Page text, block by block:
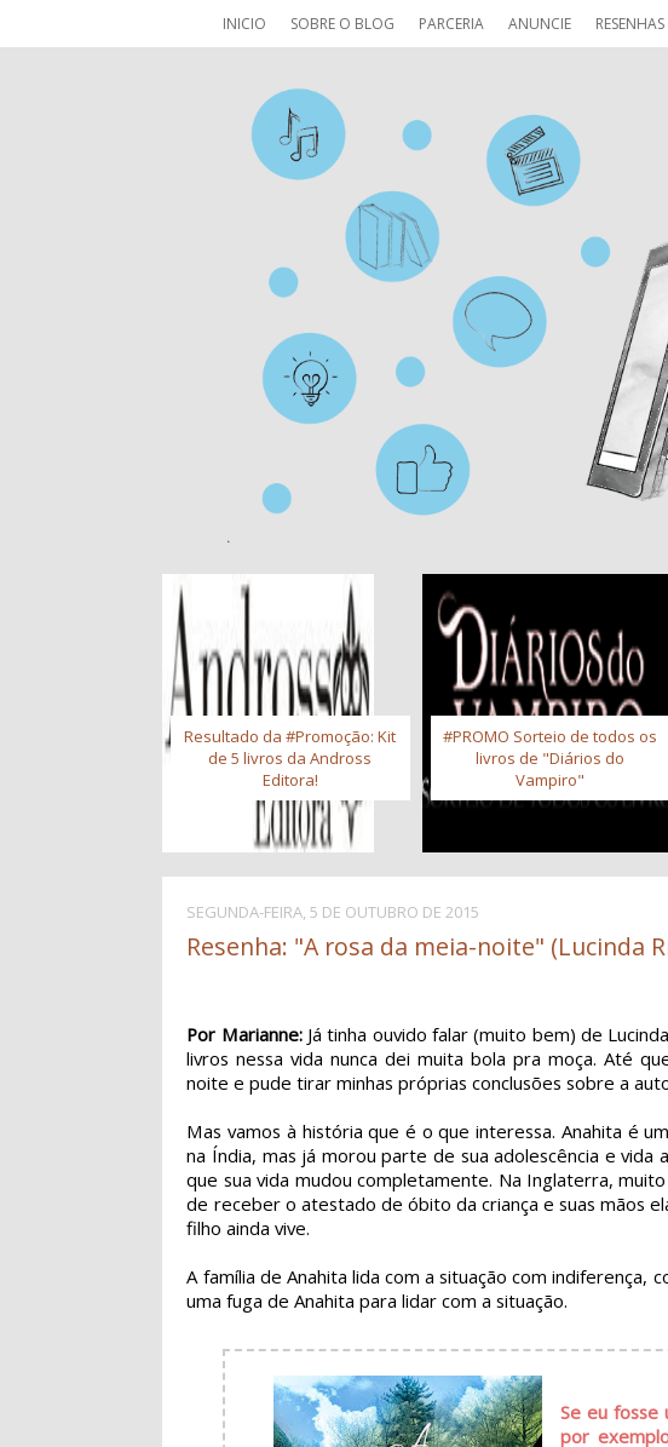
INICIO SOBRE O BLOG PARCERIA ANUNCIE RESENHAS
Resultado da #Promoção: Kit
de 5 livros da Andross
Editora!
#PROMO Sorteio de todos os
livros de "Diários do
Vampiro"
SEGUNDA-FEIRA, 5 DE OUTUBRO DE 2015
Resenha: "A rosa da meia-noite" (Lucinda
Por Marianne:Já tinha ouvido falar (muito bem) de
livros nessa vida nunca dei muita bola pra moça. Até
noite e pude tirar minhas próprias conclusões sobre a
Mas vamos à história que é o que interessa. Anahita é
na Índia, mas já morou parte de sua adolescência e
que sua vida mudou completamente. Na Inglaterra,
de receber o atestado de óbito da criança e suas mãos
filho ainda vive.
A família de Anahita lida com a situação com indiferença,
uma fuga de Anahita para lidar com a situação.
Se eu fosse
por